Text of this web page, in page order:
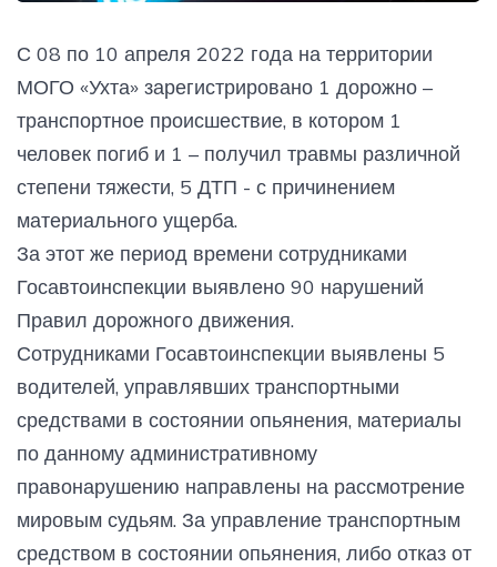
С 08 по 10 апреля 2022 года на территории
МОГО «Ухта» зарегистрировано 1 дорожно –
транспортное происшествие, в котором 1
человек погиб и 1 – получил травмы различной
степени тяжести, 5 ДТП - с причинением
материального ущерба.
За этот же период времени сотрудниками
Госавтоинспекции выявлено 90 нарушений
Правил дорожного движения.
Сотрудниками Госавтоинспекции выявлены 5
водителей, управлявших транспортными
средствами в состоянии опьянения, материалы
по данному административному
правонарушению направлены на рассмотрение
мировым судьям. За управление транспортным
средством в состоянии опьянения, либо отказ от